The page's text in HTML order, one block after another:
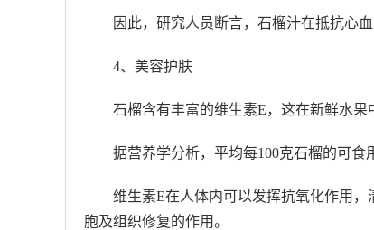
因此，研究人员断言，石榴汁在抵抗心
4、美容护肤
石榴含有丰富的维生素E，这在新鲜水果
据营养学分析，平均每100克石榴的可食
维生素E在人体内可以发挥抗氧化作用
胞及组织修复的作用。